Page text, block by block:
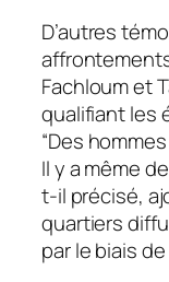
D’autres
Fachloum et
qualifiant les
“Des
Il y a même
t-il précisé,
quartiers
par le biais